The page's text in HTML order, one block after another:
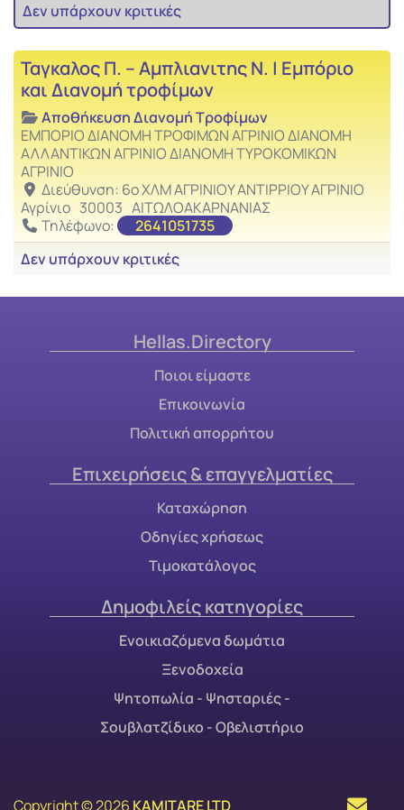
Δεν υπάρχουν κριτικές
Ταγκαλος Π. – Αμπλιανιτης Ν. | Εμπόριο
και Διανομή τροφίμων
Αποθήκευση Διανομή Τροφίμων
ΕΜΠΟΡΙΟ ΔΙΑΝΟΜΗ ΤΡΟΦΙΜΩΝ ΑΓΡΙΝΙΟ ΔΙΑΝΟΜΗ
ΑΛΛΑΝΤΙΚΩΝ ΑΓΡΙΝΙΟ ΔΙΑΝΟΜΗ ΤΥΡΟΚΟΜΙΚΩΝ
ΑΓΡΙΝΙΟ
Διεύθυνση: 6ο ΧΛΜ ΑΓΡΙΝΙΟΥ ΑΝΤΙΡΡΙΟΥ ΑΓΡΙΝΙΟ
Αγρίνιο 30003 ΑΙΤΩΛΟΑΚΑΡΝΑΝΙΑΣ
Τηλέφωνο:
2641051735
Δεν υπάρχουν κριτικές
Hellas.Directory
Ποιοι είμαστε
Επικοινωνία
Πολιτική απορρήτου
Επιχειρήσεις & επαγγελματίες
Καταχώρηση
Οδηγίες χρήσεως
Τιμοκατάλογος
Δημοφιλείς κατηγορίες
Ενοικιαζόμενα δωμάτια
Ξενοδοχεία
Ψητοπωλία - Ψησταριές -
Σουβλατζίδικο - Οβελιστήριο
Copyright © 2026 KAMITARE LTD